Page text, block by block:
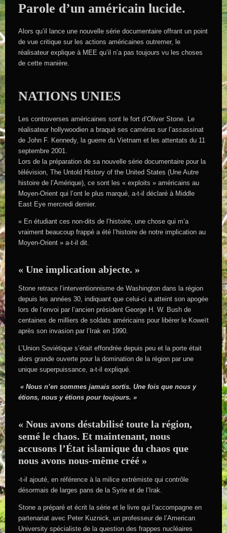
Parole d’un américain lucide.
Alors qu’il lance une nouvelle série documentaire offrant un point
de vue critique sur les actions américaines outremer, le
réalisateur explique à MEE qu’il n’a pas toujours vu les choses
de cette manière.
NATIONS UNIES
Les controverses américaines sont le fort d’Oliver Stone. Le
réalisateur hollywoodien a braqué ses caméras sur l’assassinat
de John F. Kennedy, la guerre du Vietnam et les attentats du 11
septembre 2001.
Lors de la préparation de sa nouvelle série documentaire pour la
télévision, The Untold History of the United States (Une Autre
histoire de l’Amérique), ce sont les « exploits » américains au
Moyen-Orient qui l’ont le plus marqué, a-t-il déclaré à Middle
East Eye mercredi dernier.
« En étudiant ces non-dits de l’histoire, une chose qui m’a
vraiment beaucoup frappé a été l’histoire de notre implication au
Moyen-Orient » a-t-il dit.
« Une implication abjecte. »
Stone retrace l’interventionnisme de Washington dans la région
depuis les années 30, indiquant que celui-ci a atteint son apogée
lors de l’envoi par l’ancien président George H. W. Bush de
centaines de milliers de soldats américains pour libérer le Koweït
après son invasion par l’Irak en 1990.
L’Union Soviétique s’était effondrée depuis peu et la porte était
alors grande ouverte pour la domination de la région par une
unique superpuissance, a-t-il expliqué.
« Nous n’en sommes jamais sortis. Une fois que nous y
étions, nous y étions pour toujours. »
« Nous avons déstabilisé toute la région,
semé le chaos. Et maintenant, nous
accusons l’État islamique du chaos que
nous avons nous-même créé »
-t-il ajouté, en référence à la milice extrémiste qui contrôle
désormais de larges pans de la Syrie et de l’Irak.
Stone a préparé et écrit la série et le livre qui l’accompagne en
partenariat avec Peter Kuznick, un professeur de l’American
University spécialiste de la question des frappes nucléaires